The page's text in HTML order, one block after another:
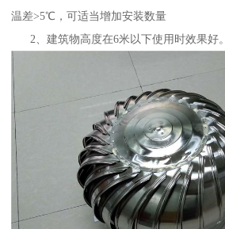
温差>5℃，可适当增加安装数量
2、建筑物高度在6米以下使用时效果好。